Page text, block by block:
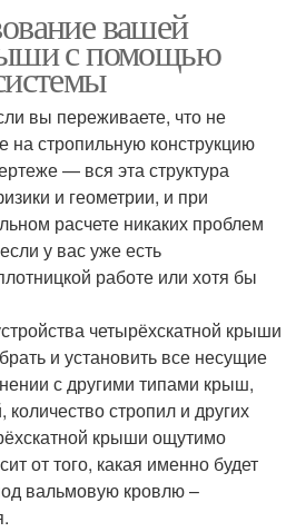
вашей
с помощью
вы переживаете, что не
на стропильную конструкцию
— вся эта структура
и геометрии, и при
расчете никаких проблем
у вас уже есть
работе или хотя бы
четырёхскатной крыши
и установить все несущие
с другими типами крыш,
стропил и других
крыши ощутимо
от того, какая именно будет
вальмовую кровлю –